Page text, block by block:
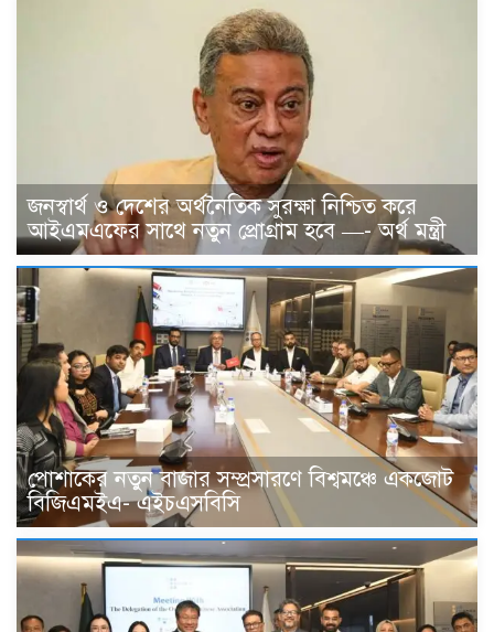
জনস্বার্থ ও দেশের অর্থনৈতিক সুরক্ষা নিশ্চিত করে
আইএমএফের সাথে নতুন প্রোগ্রাম হবে —- অর্থ মন্ত্রী
পোশাকের নতুন বাজার সম্প্রসারণে বিশ্বমঞ্চে একজোট
বিজিএমইএ- এইচএসবিসি